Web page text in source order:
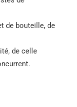
de bouteille, de
de celle